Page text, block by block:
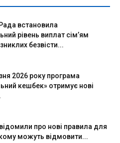
встановила
рівень виплат сім’ям
безвісти...
2026 року програма
кешбек» отримує нові
про нові правила для
можуть відмовити...